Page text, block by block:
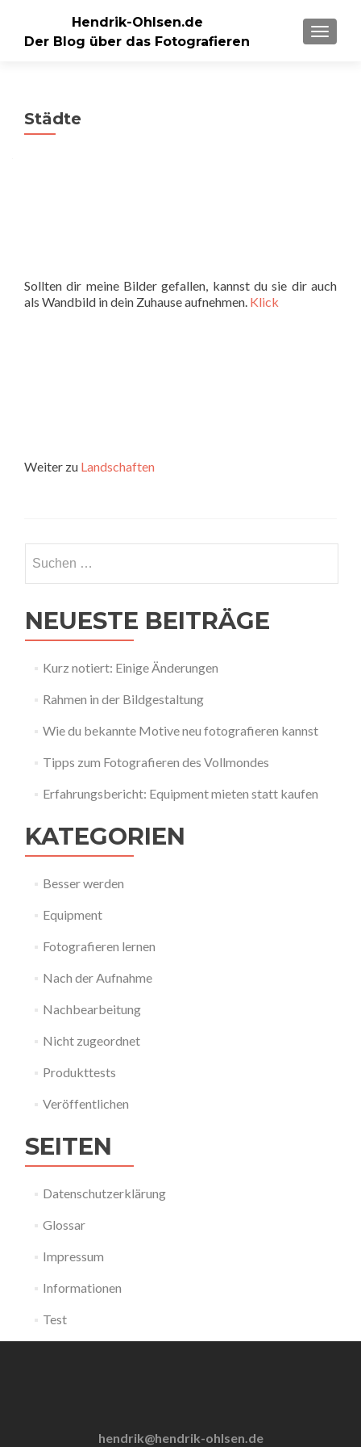
Hendrik-Ohlsen.de
Der Blog über das Fotografieren
Städte
Sollten dir meine Bilder gefallen, kannst du sie dir auch
als Wandbild in dein Zuhause aufnehmen. Klick
Weiter zu Landschaften
nach:
NEUESTE BEITRÄGE
Kurz notiert: Einige Änderungen
Rahmen in der Bildgestaltung
Wie du bekannte Motive neu fotografieren kannst
Tipps zum Fotografieren des Vollmondes
Erfahrungsbericht: Equipment mieten statt kaufen
KATEGORIEN
Besser werden
Equipment
Fotografieren lernen
Nach der Aufnahme
Nachbearbeitung
Nicht zugeordnet
Produkttests
Veröffentlichen
SEITEN
Datenschutzerklärung
Glossar
Impressum
Informationen
Test
hendrik@hendrik-ohlsen.de